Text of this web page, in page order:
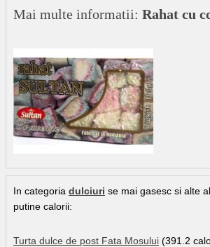
Mai multe informatii: Rahat cu
In categoria dulciuri se mai gasesc si alte
putine calorii:
Turta dulce de post Fata Mosului (391.2